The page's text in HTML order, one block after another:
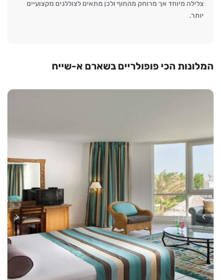
צלילה מיוחד אך מרוחק מהחוף ולכן מתאים לצוללנים מקצועיים
יותר.
המלונות הכי פופולריים בשארם א-שייח